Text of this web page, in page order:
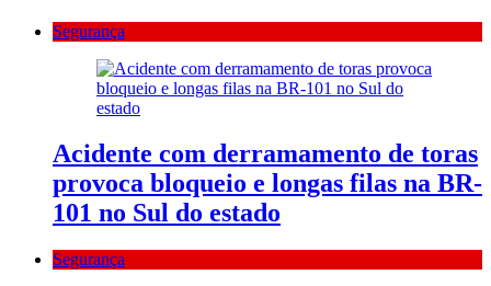
Segurança
Acidente com derramamento de toras
provoca bloqueio e longas filas na BR-
101 no Sul do estado
Segurança